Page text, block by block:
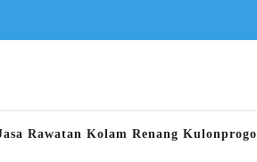
Rawatan Kolam Renang Kulonprogo